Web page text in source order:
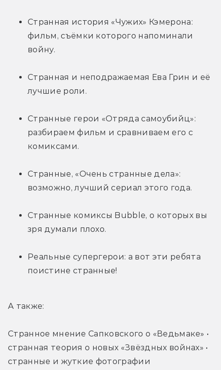
Странная история «Чужих» Кэмерона:
фильм, съёмки которого напоминали
войну.
Странная и неподражаемая Ева Грин и её
лучшие роли.
Странные герои «Отряда самоубийц»:
разбираем фильм и сравниваем его с
комиксами.
Странные, «Очень странные дела»:
возможно, лучший сериал этого года.
Странные комиксы Bubble, о которых вы
зря думали плохо.
Реальные супергерои: а вот эти ребята
поистине странные!
А также:
Странное мнение Сапковского о «Ведьмаке» •
странная теория о новых «Звёздных войнах» •
странные и жуткие фотографии